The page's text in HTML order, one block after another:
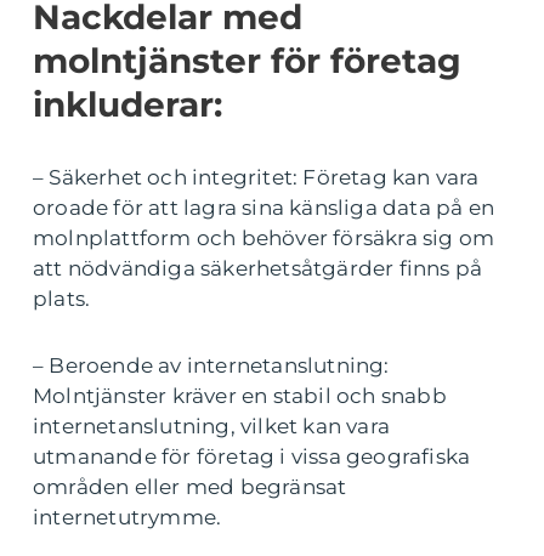
Nackdelar med
molntjänster för företag
inkluderar:
– Säkerhet och integritet: Företag kan vara
oroade för att lagra sina känsliga data på en
molnplattform och behöver försäkra sig om
att nödvändiga säkerhetsåtgärder finns på
plats.
– Beroende av internetanslutning:
Molntjänster kräver en stabil och snabb
internetanslutning, vilket kan vara
utmanande för företag i vissa geografiska
områden eller med begränsat
internetutrymme.